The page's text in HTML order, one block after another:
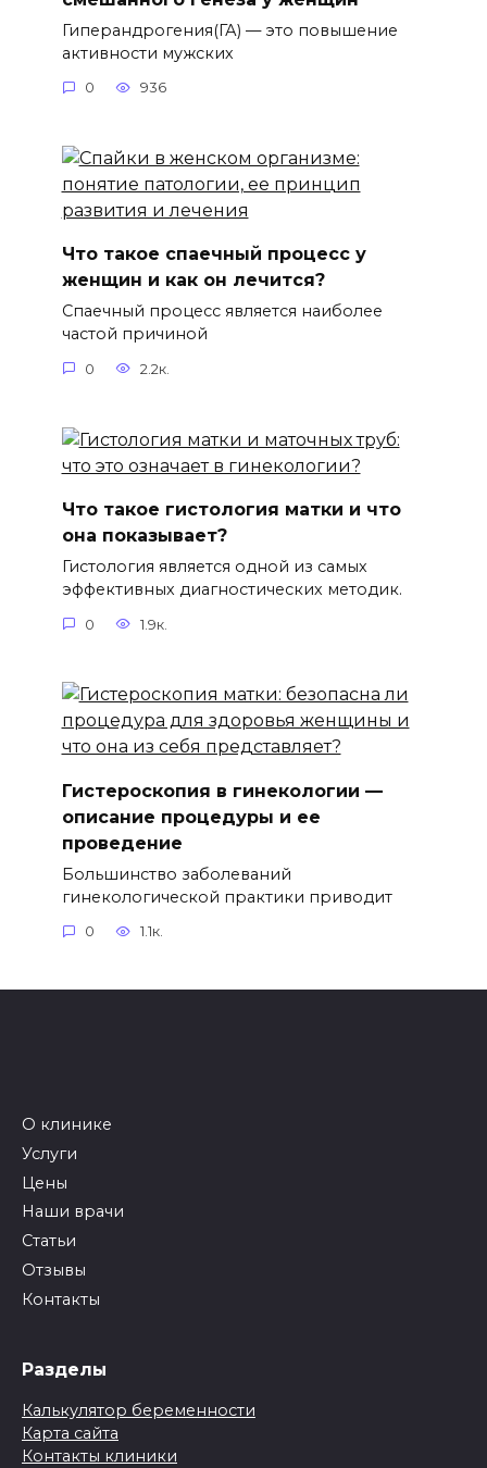
Гиперандрогения(ГА) — это повышение
активности мужских
0 936
Что такое спаечный процесс у
женщин и как он лечится?
Спаечный процесс является наиболее
частой причиной
0 2.2к.
Что такое гистология матки и что
она показывает?
Гистология является одной из самых
эффективных диагностических методик.
0 1.9к.
Гистероскопия в гинекологии —
описание процедуры и ее
проведение
Большинство заболеваний
гинекологической практики приводит
0 1.1к.
О клинике
Услуги
Цены
Наши врачи
Статьи
Отзывы
Контакты
Разделы
Калькулятор беременности
Карта сайта
Контакты клиники